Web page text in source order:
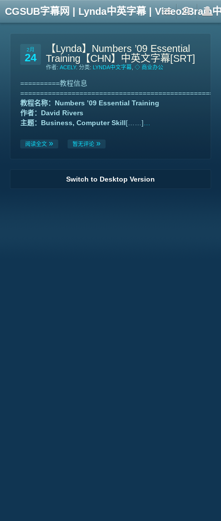
CGSUB字幕网 | Lynda中英字幕 | Video2Brain
2月
24
【Lynda】Numbers ’09 Essential
Training【CHN】中英文字幕[SRT]
作者: ACELY. 分类: LYNDA中文字幕 ◇ 商业办公
==========教程信息
教程名称：Numbers ’09 Essential Training
作者：David Rivers
主题：Business, Computer Skill[……]
阅读全文 暂无评论
Switch to Desktop Version